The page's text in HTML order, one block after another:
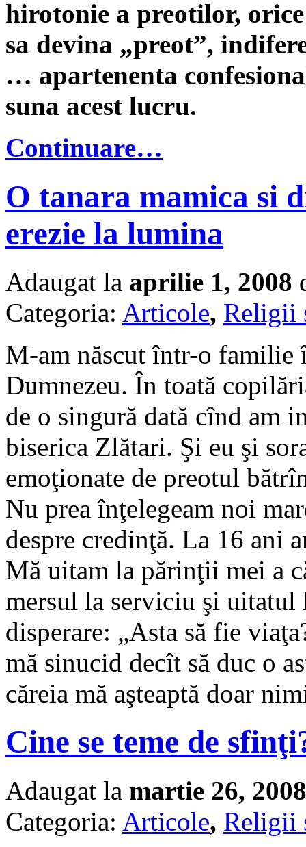
hirotonie a preotilor,
sa devina „preot”,
… apartenenta
suna acest lucru.
Continuare…
O tanara mamica si
erezie la lumina
Adaugat la aprilie 1, 2008
Categoria: Articole, Religii
M-am născut într-o familie
Dumnezeu. În toată
de o singură dată cînd am
biserica Zlătari. Şi eu şi
emoţionate de preotul
Nu prea înţelegeam noi
despre credinţă. La 16 ani
Mă uitam la părinţii mei a
mersul la serviciu şi uitatul
disperare: „Asta să fie
mă sinucid decît să duc o
căreia mă aşteaptă doar
Cine se teme de
Adaugat la martie 26, 2008
Categoria: Articole, Religii